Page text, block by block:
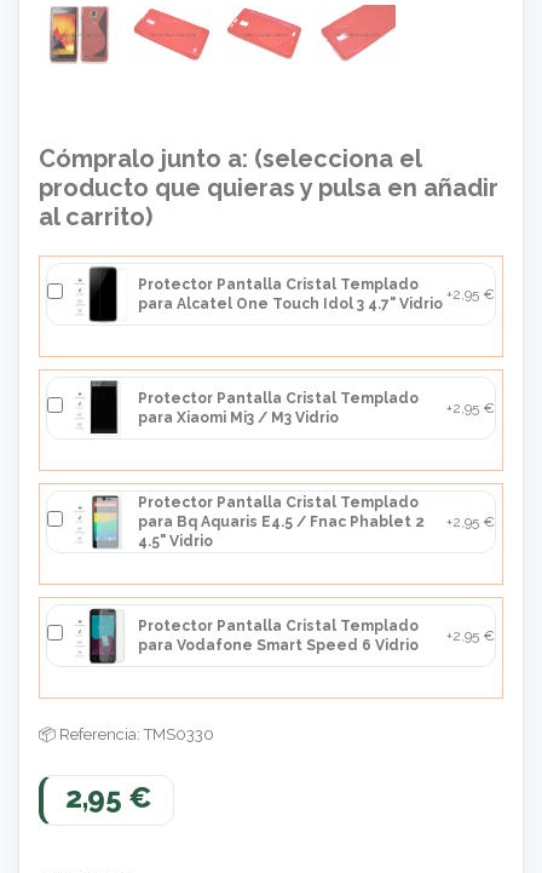
Cómpralo junto a: (selecciona el
producto que quieras y pulsa en añadir
al carrito)
Protector Pantalla Cristal Templado
para Alcatel One Touch Idol 3 4.7" Vidrio
+2,95 €
Protector Pantalla Cristal Templado
para Xiaomi Mi3 / M3 Vidrio
+2,95 €
Protector Pantalla Cristal Templado
para Bq Aquaris E4.5 / Fnac Phablet 2
4.5" Vidrio
+2,95 €
Protector Pantalla Cristal Templado
para Vodafone Smart Speed 6 Vidrio
+2,95 €
Referencia: TMS0330
2,95 €